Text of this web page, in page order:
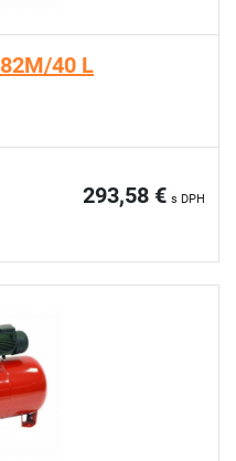
40 L
293,58 € s DPH